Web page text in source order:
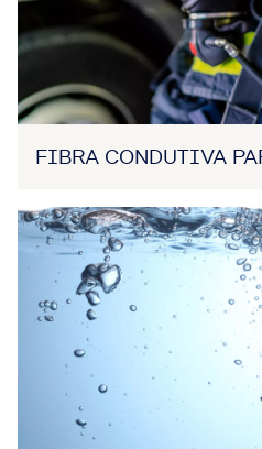
FIBRA CONDUTIVA